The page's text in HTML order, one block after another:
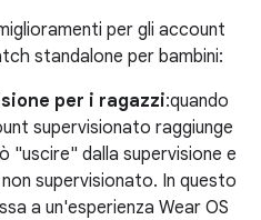
per gli account
standalone per bambini:
per i ragazzi:quando
supervisionato raggiunge
"uscire" dalla supervisione e
supervisionato. In questo
a un'esperienza Wear OS